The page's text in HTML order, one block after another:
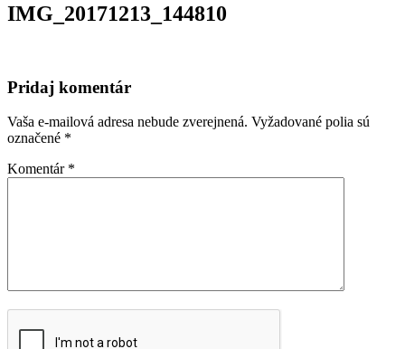
IMG_20171213_144810
Pridaj komentár
Vaša e-mailová adresa nebude zverejnená. Vyžadované polia sú
označené *
Komentár *